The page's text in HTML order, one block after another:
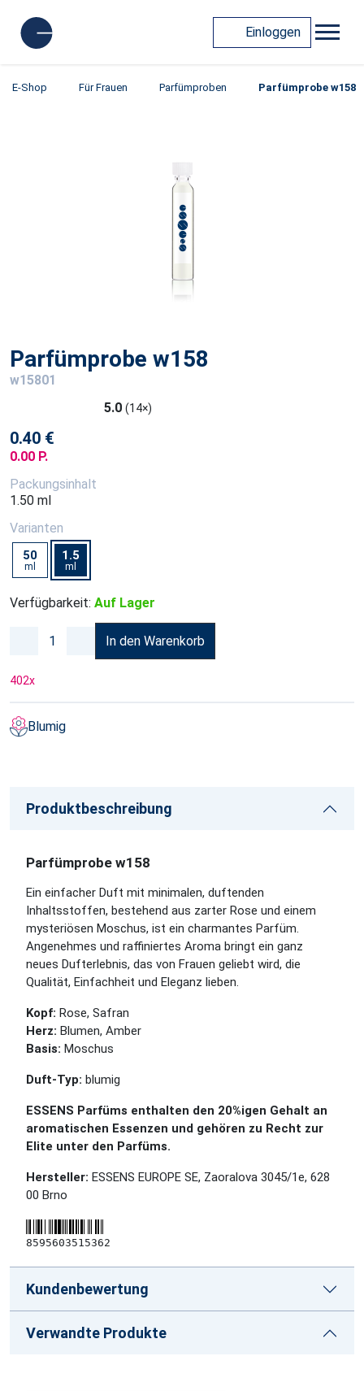
Einloggen
E-Shop Für Frauen Parfümproben Parfümprobe w158
Parfümprobe w158
w15801
5.0 (14×)
0.40 €
0.00 P.
Packungsinhalt
1.50 ml
Varianten
50
ml
1.5
ml
Verfügbarkeit: Auf Lager
In den Warenkorb
402x
Blumig
Produktbeschreibung
Parfümprobe w158
Ein einfacher Duft mit minimalen, duftenden
Inhaltsstoffen, bestehend aus zarter Rose und einem
mysteriösen Moschus, ist ein charmantes Parfüm.
Angenehmes und raffiniertes Aroma bringt ein ganz
neues Dufterlebnis, das von Frauen geliebt wird, die
Qualität, Einfachheit und Eleganz lieben.
Kopf: Rose, Safran
Herz: Blumen, Amber
Basis: Moschus
Duft-Typ: blumig
ESSENS Parfüms enthalten den 20%igen Gehalt an
aromatischen Essenzen und gehören zu Recht zur
Elite unter den Parfüms.
Hersteller: ESSENS EUROPE SE, Zaoralova 3045/1e, 628
00 Brno
8595603515362
Kundenbewertung
Verwandte Produkte